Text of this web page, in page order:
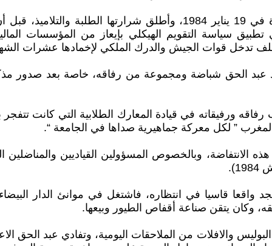
ثلاث سنوات بعد أحداث الدار البيضاء، ستندلع انتفاضة جديدة في 19 يناير
سياسة التقويم الهيكلي بإيعاز من المؤسسات
تدخل قوات الجيش والدرك الملكي لإخمادها عشرات
ورفيقاته في قيادة المعارك الطلابية التي كانت
” لكل معركة جماهيرية صداها في الجامعة “.
الانتفاضة، وبالخصوص المسؤولين القياديين والمناضلين
الحق شباضة إلى مدينة الدار البيضاء سنة 1987، ليجد واقعا قاسيا في انتظاره،
وكان يتقن صناعة أقفاص الطيور وبيعها.
والافلات من الملاحقات اليومية، وتفادي عبد الحق